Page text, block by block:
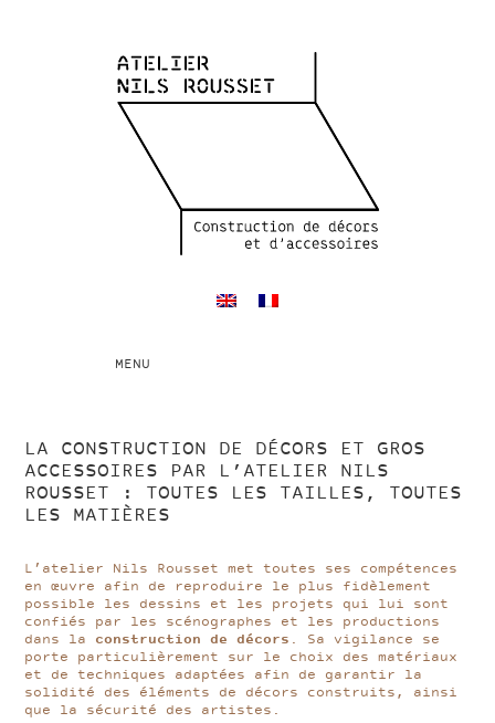
Toggle
MENU
LA CONSTRUCTION DE DÉCORS ET GROS
ACCESSOIRES PAR L’ATELIER NILS
ROUSSET : TOUTES LES TAILLES, TOUTES
LES MATIÈRES
L’atelier Nils Rousset met toutes ses compétences
en œuvre afin de reproduire le plus fidèlement
possible les dessins et les projets qui lui sont
confiés par les scénographes et les productions
dans la construction de décors . Sa vigilance se
porte particulièrement sur le choix des matériaux
et de techniques adaptées afin de garantir la
solidité des éléments de décors construits, ainsi
que la sécurité des artistes.